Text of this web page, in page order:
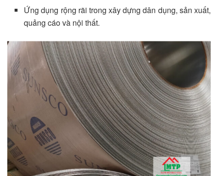
Ứng dụng rộng rãi trong xây dựng dân dụng, sản xuất,
quảng cáo và nội thất.